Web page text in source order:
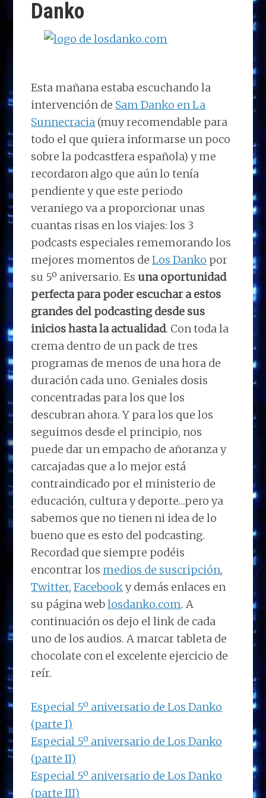
Danko
Esta mañana estaba escuchando la
intervención de Sam Danko en La
Sunnecracia (muy recomendable para
todo el que quiera informarse un poco
sobre la podcastfera española) y me
recordaron algo que aún lo tenía
pendiente y que este periodo
veraniego va a proporcionar unas
cuantas risas en los viajes: los 3
podcasts especiales rememorando los
mejores momentos deLos Danko por
su 5º aniversario. Es una oportunidad
perfecta para poder escuchar a estos
grandes del podcasting desde sus
inicios hasta la actualidad. Con toda la
crema dentro de un pack de tres
programas de menos de una hora de
duración cada uno. Geniales dosis
concentradas para los que los
descubran ahora. Y para los que los
seguimos desde el principio, nos
puede dar un empacho de añoranza y
carcajadas que a lo mejor está
contraindicado por el ministerio de
educación, cultura y deporte…pero ya
sabemos que no tienen ni idea de lo
bueno que es esto del podcasting.
Recordad que siempre podéis
encontrar los medios de suscripción,
Twitter,Facebooky demás enlaces en
su página weblosdanko.com. A
continuación os dejo el link de cada
uno de los audios. A marcar tableta de
chocolate con el excelente ejercicio de
reír.
Especial 5º aniversario de Los Danko
(parte I)
Especial 5º aniversario de Los Danko
(parte II)
Especial 5º aniversario de Los Danko
(parte III)